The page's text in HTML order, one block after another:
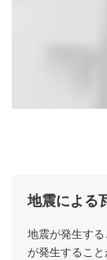
瓦屋根の
地震による
地震が発生す
が発生するこ